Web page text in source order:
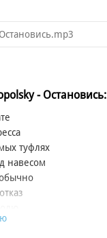
- Остановись:
туфлях
навесом